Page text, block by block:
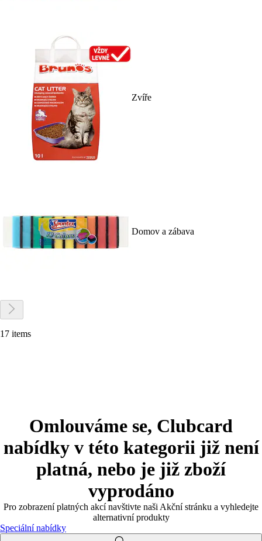
Zvíře
Domov a zábava
17 items
Omlouváme se, Clubcard
nabídky v této kategorii již není
platná, nebo je již zboží
vyprodáno
Pro zobrazení platných akcí navštivte naši Akční stránku a vyhledejte
alternativní produkty
Speciální nabídky